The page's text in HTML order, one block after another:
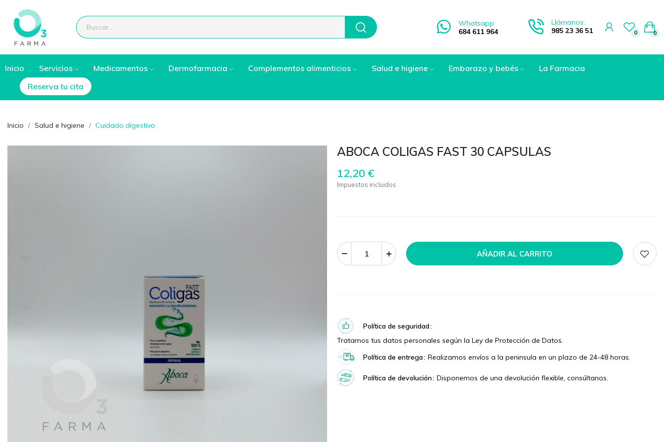
Whatsapp
684 611 964
Llámanos:
985 23 36 51
0 0
Inicio Servicios Medicamentos Dermofarmacia Complementos alimenticios Salud e higiene Embarazo y bebés
La Farmacia
Reserva tu cita
Inicio Salud e higiene Cuidado digestivo
ABOCA COLIGAS FAST 30 CAPSULAS
12,20 €
Impuestos incluidos
AÑADIR AL CARRITO
Política de seguridad
Tratamos tus datos personales según la Ley de Protección de Datos.
Política de entrega Realizamos envíos a la peninsula en un plazo de 24-48 horas.
Política de devolución Disponemos de una devolución flexible, consúltanos.